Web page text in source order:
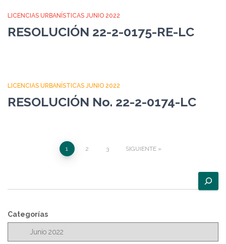
LICENCIAS URBANÍSTICAS JUNIO 2022
RESOLUCIÓN 22-2-0175-RE-LC
LICENCIAS URBANÍSTICAS JUNIO 2022
RESOLUCIÓN No. 22-2-0174-LC
Paginación
1 2 3 SIGUIENTE
u
c
a
Categorías